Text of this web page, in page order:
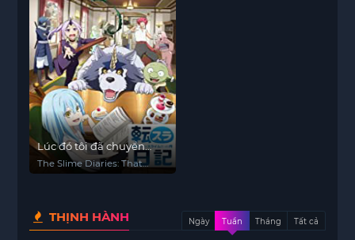
Lúc đó tôi đã chuyển
sinh thành Slime: Nhật
ký của Rimuru
The Slime Diaries: That
THỊNH HÀNH Ngày Tuần Tháng Tất cả